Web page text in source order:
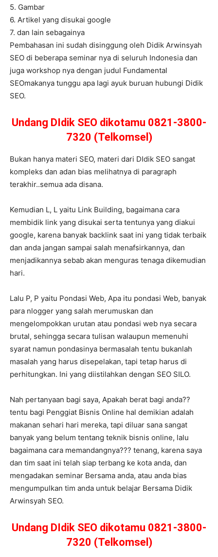
5. Gambar
6. Artikel yang disukai google
7. dan lain sebagainya
Pembahasan ini sudah disinggung oleh Didik Arwinsyah
SEO di beberapa seminar nya di seluruh Indonesia dan
juga workshop nya dengan judul Fundamental
SEOmakanya tunggu apa lagi ayuk buruan hubungi Didik
SEO.
Undang DIdik SEO dikotamu 0821-3800-
7320 (Telkomsel)
Bukan hanya materi SEO, materi dari DIdik SEO sangat
kompleks dan adan bias melihatnya di paragraph
terakhir..semua ada disana.
Kemudian L, L yaitu Link Building, bagaimana cara
membidik link yang disukai serta tentunya yang diakui
google, karena banyak backlink saat ini yang tidak terbaik
dan anda jangan sampai salah menafsirkannya, dan
menjadikannya sebab akan menguras tenaga dikemudian
hari.
Lalu P, P yaitu Pondasi Web, Apa itu pondasi Web, banyak
para nlogger yang salah merumuskan dan
mengelompokkan urutan atau pondasi web nya secara
brutal, sehingga secara tulisan walaupun memenuhi
syarat namun pondasinya bermasalah tentu bukanlah
masalah yang harus disepelakan, tapi tetap harus di
perhitungkan. Ini yang diistilahkan dengan SEO SILO.
Nah pertanyaan bagi saya, Apakah berat bagi anda??
tentu bagi Penggiat Bisnis Online hal demikian adalah
makanan sehari hari mereka, tapi diluar sana sangat
banyak yang belum tentang teknik bisnis online, lalu
bagaimana cara memandangnya??? tenang, karena saya
dan tim saat ini telah siap terbang ke kota anda, dan
mengadakan seminar Bersama anda, atau anda bias
mengumpulkan tim anda untuk belajar Bersama Didik
Arwinsyah SEO.
Undang DIdik SEO dikotamu 0821-3800-
7320 (Telkomsel)